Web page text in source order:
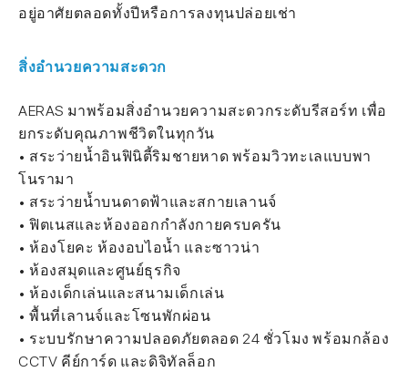
อยู่อาศัยตลอดทั้งปีหรือการลงทุนปล่อยเช่า
สิ่งอำนวยความสะดวก
AERAS มาพร้อมสิ่งอำนวยความสะดวกระดับรีสอร์ท เพื่อ
ยกระดับคุณภาพชีวิตในทุกวัน
• สระว่ายน้ำอินฟินิตี้ริมชายหาด พร้อมวิวทะเลแบบพา
โนรามา
• สระว่ายน้ำบนดาดฟ้าและสกายเลานจ์
• ฟิตเนสและห้องออกกำลังกายครบครัน
• ห้องโยคะ ห้องอบไอน้ำ และซาวน่า
• ห้องสมุดและศูนย์ธุรกิจ
• ห้องเด็กเล่นและสนามเด็กเล่น
• พื้นที่เลานจ์และโซนพักผ่อน
• ระบบรักษาความปลอดภัยตลอด 24 ชั่วโมง พร้อมกล้อง
CCTV คีย์การ์ด และดิจิทัลล็อก